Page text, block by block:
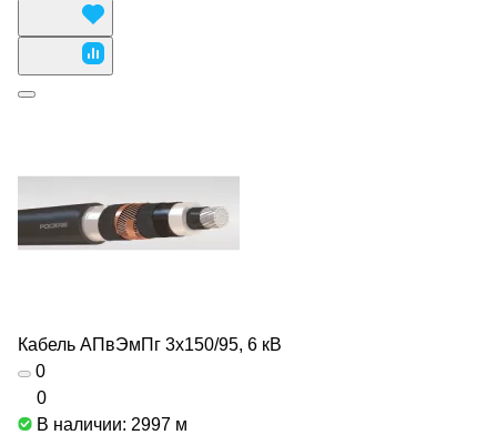
Кабель АПвЭмПг 3х150/95, 6 кВ
0
0
В наличии: 2997 м